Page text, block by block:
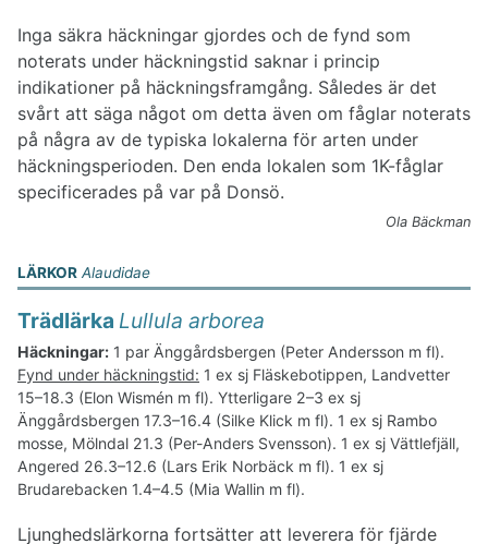
Inga säkra häckningar gjordes och de fynd som
noterats under häckningstid saknar i princip
indikationer på häckningsframgång. Således är det
svårt att säga något om detta även om fåglar noterats
på några av de typiska lokalerna för arten under
häckningsperioden. Den enda lokalen som 1K-fåglar
specificerades på var på Donsö.
Ola Bäckman
LÄRKOR Alaudidae
Trädlärka Lullula arborea
Häckningar: 1 par Änggårdsbergen (Peter Andersson m fl).
Fynd under häckningstid: 1 ex sj Fläskebotippen, Landvetter
15–18.3 (Elon Wismén m fl). Ytterligare 2–3 ex sj
Änggårdsbergen 17.3–16.4 (Silke Klick m fl). 1 ex sj Rambo
mosse, Mölndal 21.3 (Per-Anders Svensson). 1 ex sj Vättlefjäll,
Angered 26.3–12.6 (Lars Erik Norbäck m fl). 1 ex sj
Brudarebacken 1.4–4.5 (Mia Wallin m fl).
Ljunghedslärkorna fortsätter att leverera för fjärde